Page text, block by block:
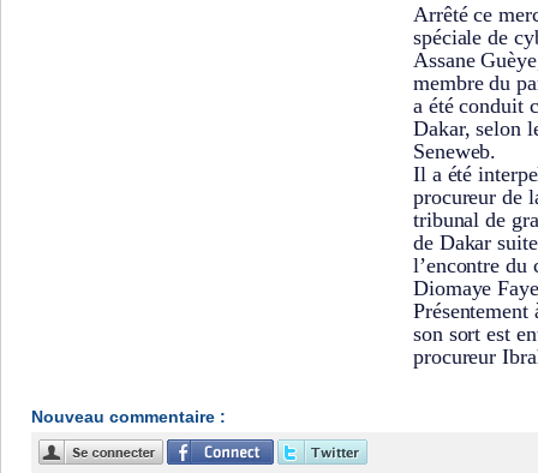
Arrêté ce
spéciale de
Assane
membre du
a été conduit
Dakar, selon
Seneweb.
Il a été
procureur de
tribunal de
de Dakar
l’encontre du
Diomaye
son sort est
procureur
Nouveau commentaire :